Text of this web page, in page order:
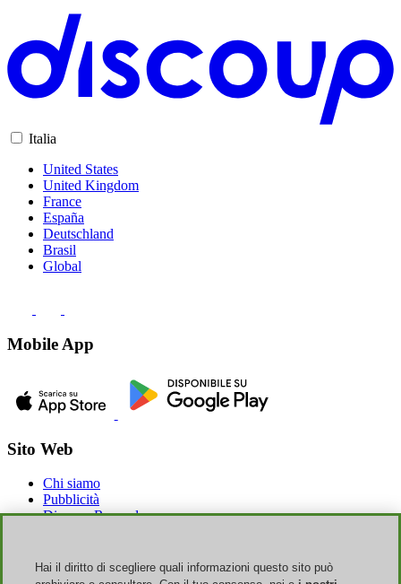
Italia
United States
United Kingdom
France
España
Deutschland
Brasil
Global
Mobile App
Sito Web
Chi siamo
Pubblicità
Discoup Rewards
T&C
Informazioni legali
Hai il diritto di scegliere quali informazioni questo sito può